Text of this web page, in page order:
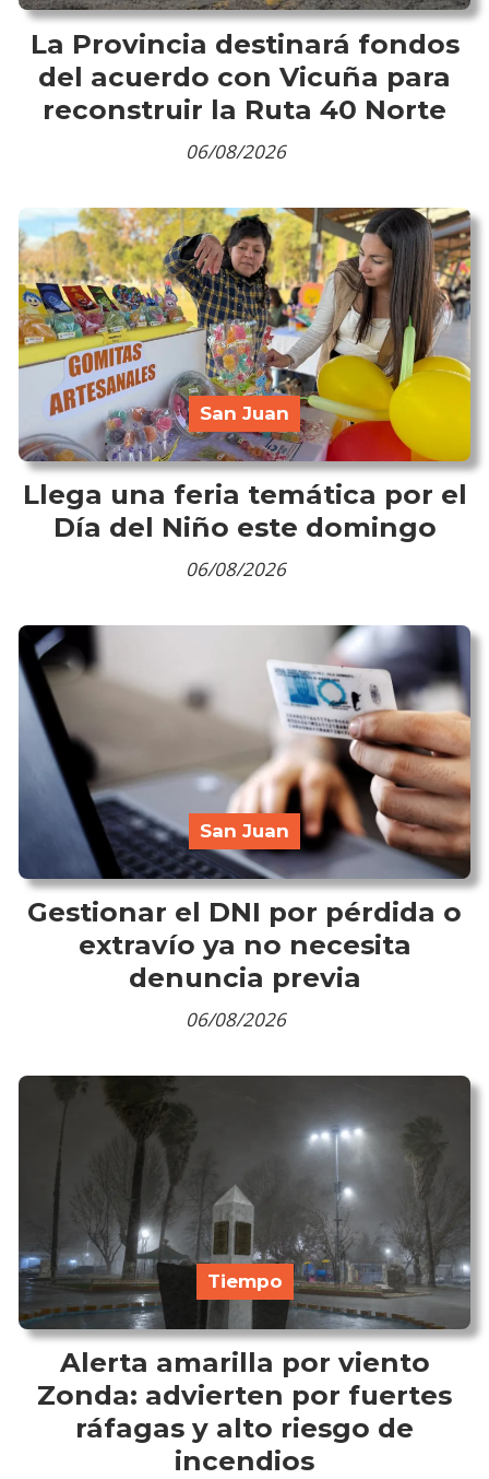
La Provincia destinará fondos
del acuerdo con Vicuña para
reconstruir la Ruta 40 Norte
06/08/2026
Llega una feria temática por el
Día del Niño este domingo
San Juan
06/08/2026
Gestionar el DNI por pérdida o
extravío ya no necesita
denuncia previa
San Juan
06/08/2026
Alerta amarilla por viento
Zonda: advierten por fuertes
ráfagas y alto riesgo de
incendios
Tiempo